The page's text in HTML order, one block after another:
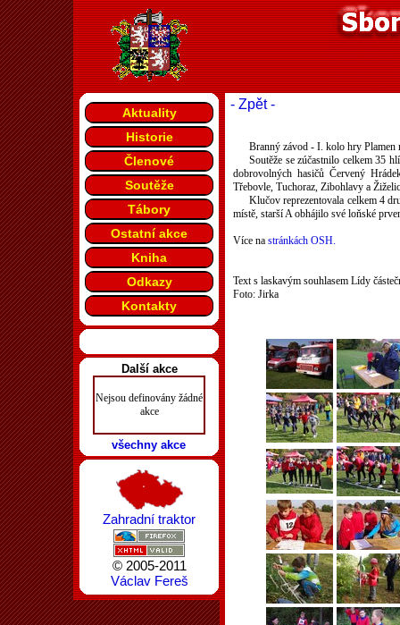
- Zpět -
Branný závod - I. kolo hry
Soutěže se zúčastnilo celkem 35
dobrovolných hasičů Červený
Třebovle, Tuchoraz, Zibohlavy a
Klučov reprezentovala celkem 4
místě, starší A obhájilo své loňské
Více na stránkách OSH.
Text s laskavým souhlasem Lídy
Foto: Jirka
Aktuality
Historie
Členové
Soutěže
Tábory
Ostatní akce
Kniha
Odkazy
Kontakty
Další akce
Nejsou definovány žádné
akce
všechny akce
Zahradní traktor
© 2005-2011
Václav Fereš